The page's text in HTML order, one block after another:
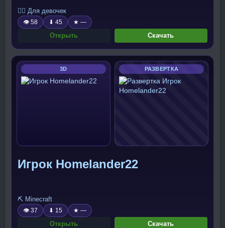
🧍‍♀️ Для девочек
👁 58 ⬇ 45 ★ —
Открыть Скачать
3D РАЗВЕРТКА
Игрок Homelander22
⛏️ Minecraft
👁 37 ⬇ 15 ★ —
Открыть Скачать